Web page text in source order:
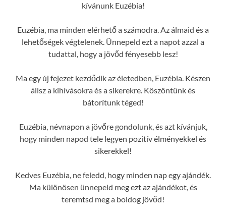
kívánunk Euzébia!
Euzébia, ma minden elérhető a számodra. Az álmaid és a
lehetőségek végtelenek. Ünnepeld ezt a napot azzal a
tudattal, hogy a jövőd fényesebb lesz!
Ma egy új fejezet kezdődik az életedben, Euzébia. Készen
állsz a kihívásokra és a sikerekre. Köszöntünk és
bátorítunk téged!
Euzébia, névnapon a jövőre gondolunk, és azt kívánjuk,
hogy minden napod tele legyen pozitív élményekkel és
sikerekkel!
Kedves Euzébia, ne feledd, hogy minden nap egy ajándék.
Ma különösen ünnepeld meg ezt az ajándékot, és
teremtsd meg a boldog jövőd!